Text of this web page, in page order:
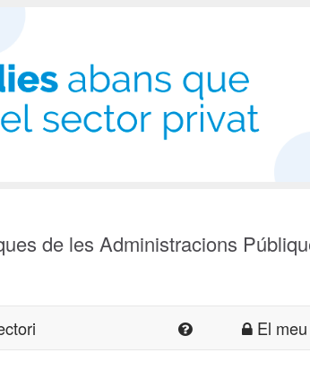
de les Administracions
El